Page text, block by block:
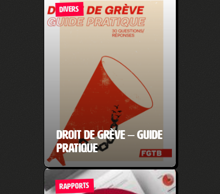
DIVERS
Droit de grève – Guide
pratique
RAPPORTS